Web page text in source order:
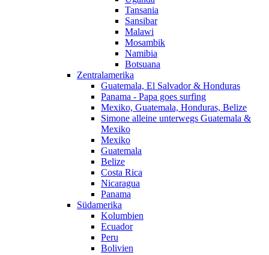
Tansania
Sansibar
Malawi
Mosambik
Namibia
Botsuana
Zentralamerika
Guatemala, El Salvador & Honduras
Panama - Papa goes surfing
Mexiko, Guatemala, Honduras, Belize
Simone alleine unterwegs Guatemala &
Mexiko
Mexiko
Guatemala
Belize
Costa Rica
Nicaragua
Panama
Südamerika
Kolumbien
Ecuador
Peru
Bolivien